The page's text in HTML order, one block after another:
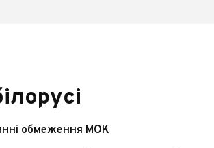
обмеження МОК